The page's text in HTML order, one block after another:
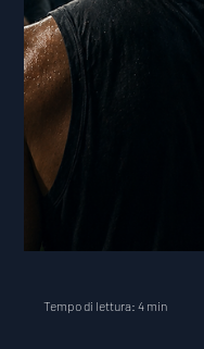
Un calciatore all'85º
riserve di glicogeno
sono pesanti. Ma sta
spesso confuso
decisionale si sta
passaggio 40 metri
quando un
stato sufficiente, o
Questi non sono